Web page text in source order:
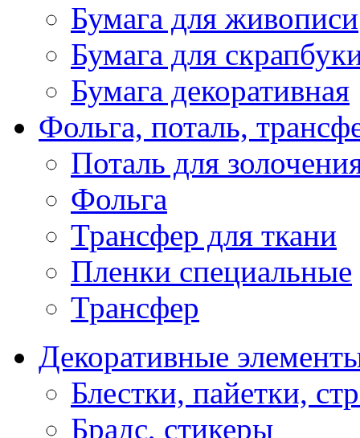
Бумага для живописи
Бумага для
Бумага декоративная
Фольга, поталь,
Поталь для
Фольга
Трансфер для ткани
Пленки специальные
Трансфер
Декоративные
Блестки, пайетки,
Брадс, стикеры